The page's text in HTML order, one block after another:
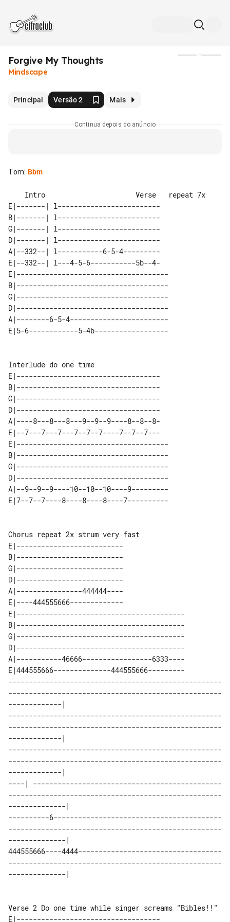
Forgive My Thoughts
Mindscape
Principal Versão 2 Mais
Continua depois do anúncio
Tom: Bbm
E|-------| l-------------------------
B|-------| l-------------------------
G|-------| l-------------------------
D|-------| l-------------------------
A|--332--| l-----------6-5-4---------
E|--332--| l---4-5-6-----------5b--4-
E|-------------------------------------
B|-------------------------------------
G|-------------------------------------
D|-------------------------------------
A|--------6-5-4------------------------
Interlude do one time
E|-----------------------------------
B|-----------------------------------
G|-----------------------------------
D|-----------------------------------
A|----8---8---8---9--9--9----8--8--8-
E|--7---7---7---7--7--7----7--7--7---
E|-------------------------------------
B|-------------------------------------
G|-------------------------------------
D|-------------------------------------
A|--9--9--9----10--10--10----9---------
Chorus repeat 2x strum very fast
E|--------------------------
B|--------------------------
G|--------------------------
D|--------------------------
A|----------------444444----
E|----444555666-------------
E|-----------------------------------------
B|-----------------------------------------
G|-----------------------------------------
D|-----------------------------------------
A|-----------46666-----------------6333----
E|444555666--------------444555666---------
----------------------------------------------------
----------------------------------------------------
-------------|
----------------------------------------------------
----------------------------------------------------
-------------|
----------------------------------------------------
----------------------------------------------------
-------------|
----| ----------------------------------------------
----------------------------------------------------
--------------|
----------6-----------------------------------------
----------------------------------------------------
--------------|
444555666----4444-----------------------------------
----------------------------------------------------
Verse 2 Do one time while singer screams "Bibles!!"
E|-----------------------------------